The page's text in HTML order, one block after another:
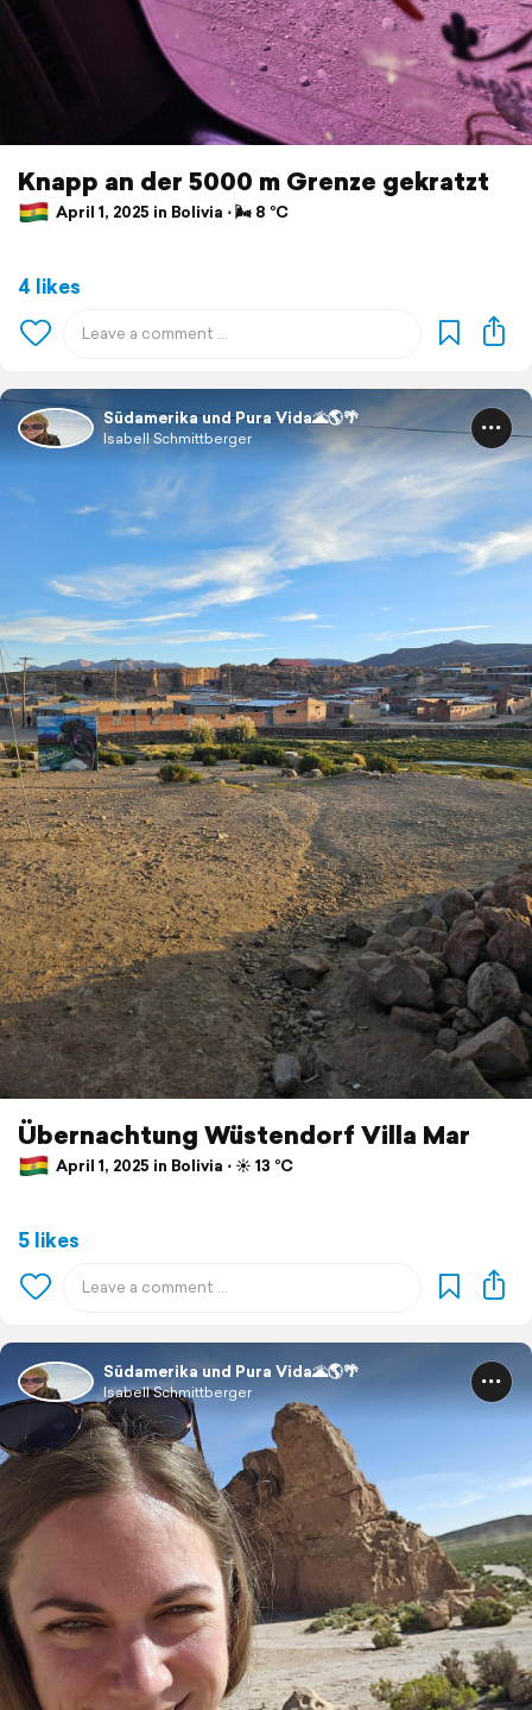
Knapp an der 5000 m Grenze gekratzt
April 1, 2025 in Bolivia ⋅ 🌬 8 °C
4 likes
Südamerika und Pura Vida🌋🌎🌴
Isabell Schmittberger
Übernachtung Wüstendorf Villa Mar
April 1, 2025 in Bolivia ⋅ ☀️ 13 °C
5 likes
Südamerika und Pura Vida🌋🌎🌴
Isabell Schmittberger